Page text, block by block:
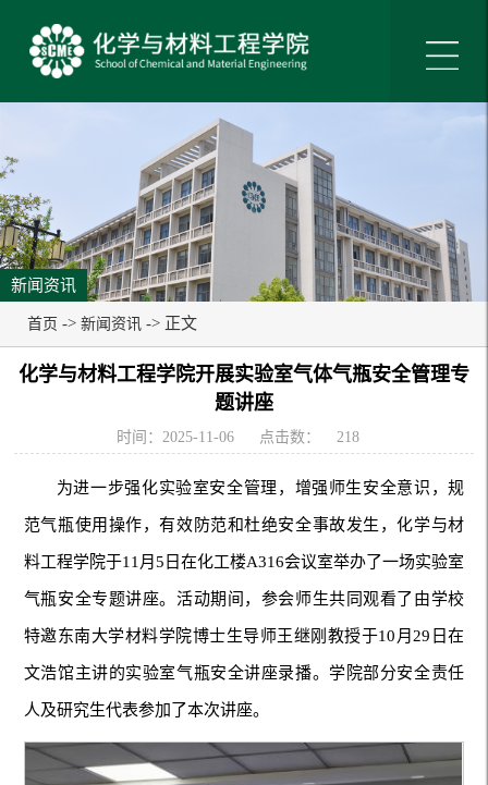
新闻资讯
首页 -> 新闻资讯 -> 正文
化学与材料工程学院开展实验室气体气瓶安全管理专
题讲座
时间：2025-11-06 点击数： 218
为进一步强化实验室安全管理，增强师生安全意识，规
范气瓶使用操作，有效防范和杜绝安全事故发生，化学与材
料工程学院于11月5日在化工楼A316会议室举办了一场实验室
气瓶安全专题讲座。活动期间，参会师生共同观看了由学校
特邀东南大学材料学院博士生导师王继刚教授于10月29日在
文浩馆主讲的实验室气瓶安全讲座录播。学院部分安全责任
人及研究生代表参加了本次讲座。